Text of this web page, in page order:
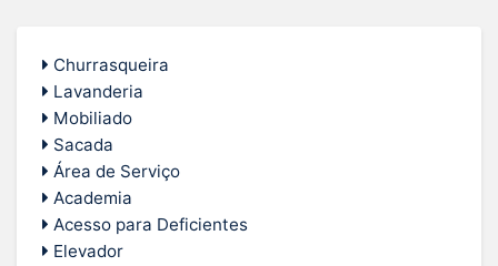
Churrasqueira
Lavanderia
Mobiliado
Sacada
Área de Serviço
Academia
Acesso para Deficientes
Elevador